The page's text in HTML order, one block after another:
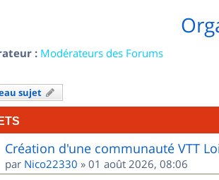
: Modérateurs des Forums
sujet
Création d'une communauté VTT
par Nico22330 » 01 août 2026, 08:06